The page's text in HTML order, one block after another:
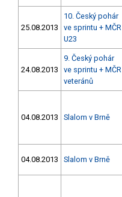
25.08.2013
10. Český pohár
ve sprintu + MČR
U23
24.08.2013
9. Český pohár
ve sprintu + MČR
veteránů
04.08.2013 Slalom v Brně
04.08.2013 Slalom v Brně